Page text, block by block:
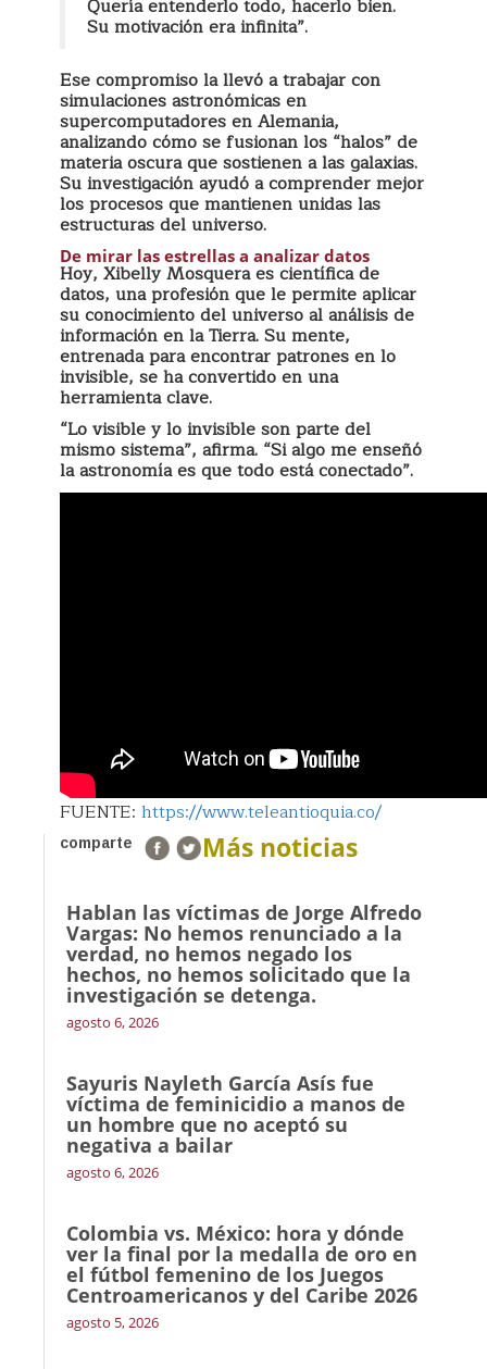
Quería entenderlo todo, hacerlo bien.
Su motivación era infinita”.
Ese compromiso la llevó a trabajar con
simulaciones astronómicas en
supercomputadores en Alemania,
analizando cómo se fusionan los “halos” de
materia oscura que sostienen a las galaxias.
Su investigación ayudó a comprender mejor
los procesos que mantienen unidas las
estructuras del universo.
De mirar las estrellas a analizar datos
Hoy, Xibelly Mosquera es científica de
datos, una profesión que le permite aplicar
su conocimiento del universo al análisis de
información en la Tierra. Su mente,
entrenada para encontrar patrones en lo
invisible, se ha convertido en una
herramienta clave.
“Lo visible y lo invisible son parte del
mismo sistema”, afirma. “Si algo me enseñó
la astronomía es que todo está conectado”.
FUENTE: https://www.teleantioquia.co/
comparte Más noticias
Hablan las víctimas de Jorge Alfredo
Vargas: No hemos renunciado a la
verdad, no hemos negado los
hechos, no hemos solicitado que la
investigación se detenga.
agosto 6, 2026
Sayuris Nayleth García Asís fue
víctima de feminicidio a manos de
un hombre que no aceptó su
negativa a bailar
agosto 6, 2026
Colombia vs. México: hora y dónde
ver la final por la medalla de oro en
el fútbol femenino de los Juegos
Centroamericanos y del Caribe 2026
agosto 5, 2026